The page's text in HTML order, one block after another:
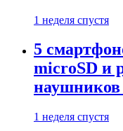
1 неделя спустя
5
microSD и
наушников
1 неделя спустя